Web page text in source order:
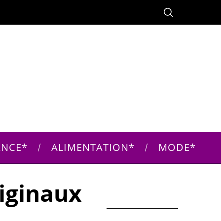
ALIMENTATION MODE